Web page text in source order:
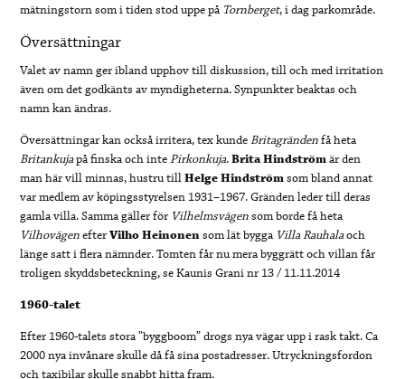
mätningstorn som i tiden stod uppe på Tornberget, i dag parkområde.
Översättningar
Valet av namn ger ibland upphov till diskussion, till och med irritation
även om det godkänts av myndigheterna. Synpunkter beaktas och
namn kan ändras.
Översättningar kan också irritera, tex kundeBritagrändenfå heta
Britankujapå finska och intePirkonkuja.BritaHindströmär den
man här vill minnas, hustru tillHelgeHindströmsom bland annat
var medlem av köpingsstyrelsen 1931–1967. Gränden leder till deras
gamla villa. Samma gäller för Vilhelmsvägensom borde få heta
VilhovägenefterVilhoHeinonensom lät bygga VillaRauhalaoch
länge satt i flera nämnder. Tomten får nu mera byggrätt och villan får
troligen skyddsbeteckning, se Kaunis Grani nr 13 / 11.11.2014
1960-talet
Efter 1960-talets stora ”byggboom” drogs nya vägar upp i rask takt. Ca
2000 nya invånare skulle då få sina postadresser. Utryckningsfordon
och taxibilar skulle snabbt hitta fram.